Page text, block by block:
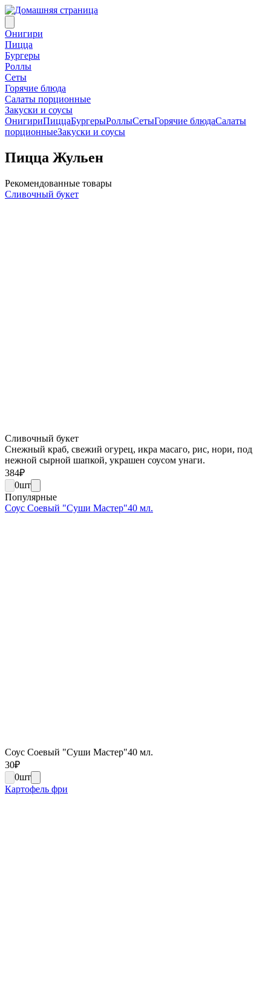
Онигири
Пицца
Бургеры
Роллы
Сеты
Горячие блюда
Салаты порционные
Закуски и соусы
ОнигириПиццаБургерыРоллыСетыГорячие блюдаСалаты
порционныеЗакуски и соусы
Пицца Жульен
Рекомендованные товары
Сливочный букет
Сливочный букет
Снежный краб, свежий огурец, икра масаго, рис, нори, под
нежной сырной шапкой, украшен соусом унаги.
384₽
0шт
Популярные
Соус Соевый "Суши Мастер"40 мл.
Соус Соевый "Суши Мастер"40 мл.
30₽
0шт
Картофель фри